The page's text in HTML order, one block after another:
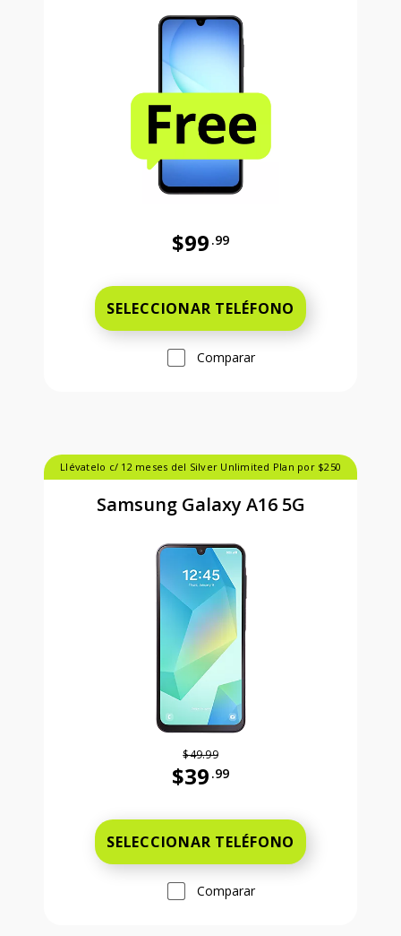
$99 .99
SELECCIONAR TELÉFONO
Comparar
Llévatelo c/ 12 meses del Silver Unlimited Plan por $250
Samsung Galaxy A16 5G
$49.99
$39 .99
SELECCIONAR TELÉFONO
Comparar